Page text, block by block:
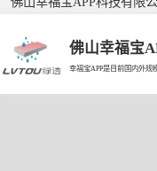
佛山幸福宝